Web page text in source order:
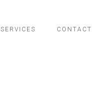
SERVICES CONTACT